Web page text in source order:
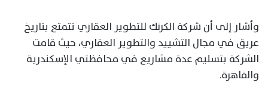
وأشار إلى أن شركة الكرنك للتطوير العقاري تتمتع بتاريخ
عريق في مجال التشييد والتطوير العقاري، حيث قامت
الشركة بتسليم عدة مشاريع في محافظتي الإسكندرية
والقاهرة.